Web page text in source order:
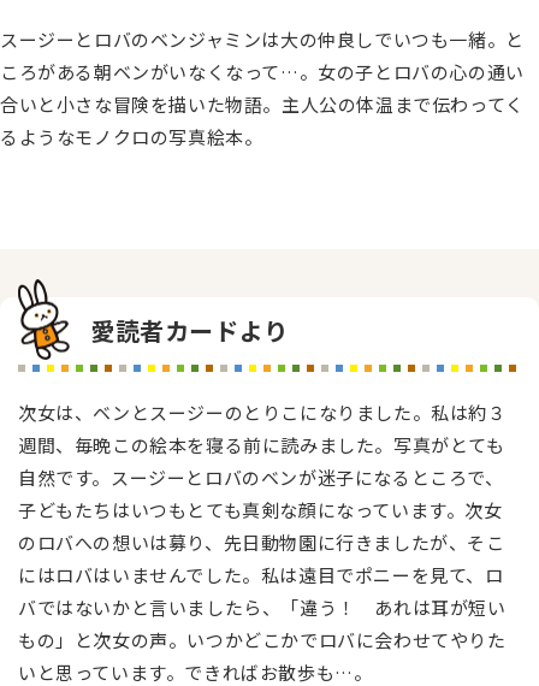
スージーとロバのベンジャミンは大の仲良しでいつも一緒。と
ころがある朝ベンがいなくなって…。女の子とロバの心の通い
合いと小さな冒険を描いた物語。主人公の体温まで伝わってく
るようなモノクロの写真絵本。
愛読者カードより
次女は、ベンとスージーのとりこになりました。私は約３
週間、毎晩この絵本を寝る前に読みました。写真がとても
自然です。スージーとロバのベンが迷子になるところで、
子どもたちはいつもとても真剣な顔になっています。次女
のロバへの想いは募り、先日動物園に行きましたが、そこ
にはロバはいませんでした。私は遠目でポニーを見て、ロ
バではないかと言いましたら、「違う！ あれは耳が短い
もの」と次女の声。いつかどこかでロバに会わせてやりた
いと思っています。できればお散歩も…。